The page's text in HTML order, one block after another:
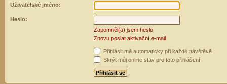
Uživatelské jméno:
Heslo:
Zapomněl(a) jsem heslo
Znovu poslat aktivační e-mail
Přihlásit mě automaticky při každé návštěvě
Skrýt můj online stav pro toto přihlášení